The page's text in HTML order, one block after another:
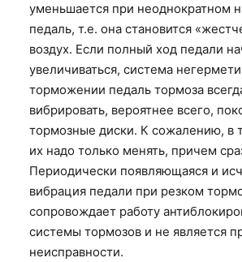
уменьшается при неоднократном
педаль, т.е. она становится
воздух. Если полный ход педали
увеличиваться, система
торможении педаль тормоза
вибрировать, вероятнее всего,
тормозные диски. К сожалению, в
их надо только менять, причем
Периодически появляющаяся и
вибрация педали при резком
сопровождает работу
системы тормозов и не является
неисправности.